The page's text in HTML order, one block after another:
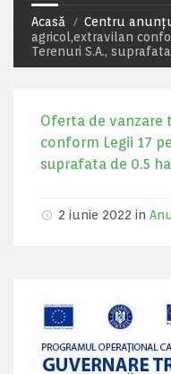
Acasă Centru
agricol,extravilan
Terenuri S.A.,
Oferta de vanzare
conform Legii 17 pe
suprafata de 0.5 ha
2 iunie 2022 in